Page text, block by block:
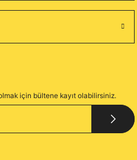
için bültene kayıt olabilirsiniz.